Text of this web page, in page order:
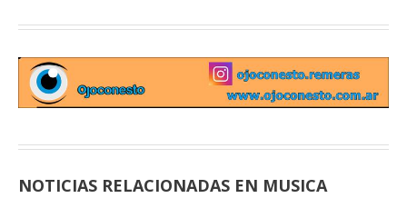
NOTICIAS RELACIONADAS EN MUSICA